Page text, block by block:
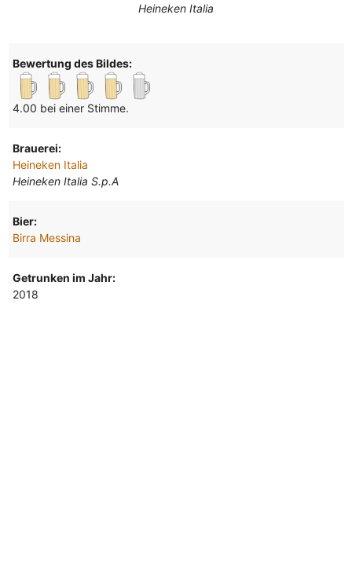
Heineken Italia
Bewertung des Bildes:
4.00 bei einer Stimme.
Brauerei:
Heineken Italia
Heineken Italia S.p.A
Bier:
Birra Messina
Getrunken im Jahr:
2018